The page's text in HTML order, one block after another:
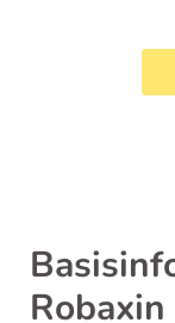
Robaxin